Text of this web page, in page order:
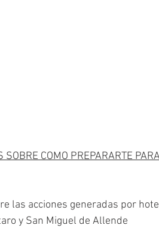
SOBRE COMO PREPARARTE
las acciones generadas por
y San Miguel de Allende